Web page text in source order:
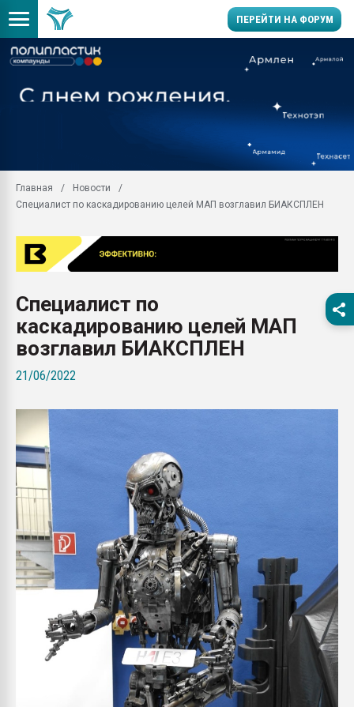
ПЕРЕЙТИ НА ФОРУМ
заводу пластмасс"
28.07.2026
28.07.2026
ситуацией на
Главная
Новости
Специалист по каскадированию целей МАП возглавил БИАКСПЛЕН
Специалист по
каскадированию целей МАП
возглавил БИАКСПЛЕН
21/06/2022